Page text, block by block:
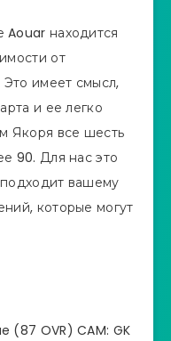
находится
от
имеет смысл,
и ее легко
Якоря все шесть
90. Для нас это
вашему
которые могут
(87 OVR) CAM: GK